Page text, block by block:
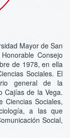
Mayor de San
Consejo
de 1978, en ella
Sociales. El
general de la
Cajías de la Vega.
Ciencias Sociales,
a las que
Social,